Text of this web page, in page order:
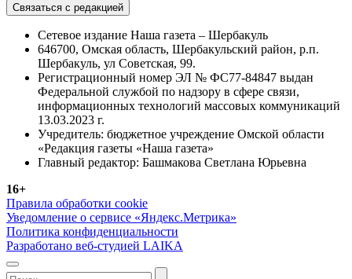
Связаться с редакцией
Сетевое издание Наша газета – Шербакуль
646700, Омская область, Шербакульский район, р.п.
Шербакуль, ул Советская, 99.
Регистрационный номер ЭЛ № ФС77-84847 выдан
Федеральной службой по надзору в сфере связи,
информационных технологий массовых коммуникаций
13.03.2023 г.
Учредитель: бюджетное учреждение Омской области
«Редакция газеты «Наша газета»
Главный редактор: Башмакова Светлана Юрьевна
16+
Правила обработки cookie
Уведомление о сервисе «Яндекс.Метрика»
Политика конфиденциальности
Разработано веб-студией LAIKA